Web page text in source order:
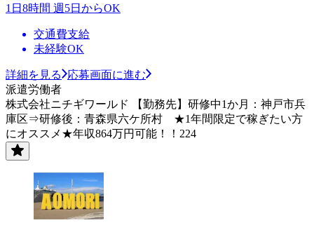
1日8時間 週5日からOK
交通費支給
未経験OK
詳細を見る
応募画面に進む
派遣労働者
株式会社ニチギワールド 【勤務先】研修中1か月：神戸市兵
庫区⇒研修後：青森県六ケ所村 ★1年間限定で稼ぎたい方
にオススメ★年収864万円可能！！224